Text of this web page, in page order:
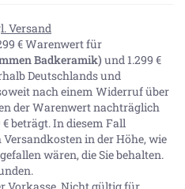
Versand
€ Warenwert für
Badkeramik) und 1.299 €
Deutschlands und
nach einem Widerruf über
der Warenwert nachträglich
€ beträgt. In diesem Fall
in der Höhe, wie
wären, die Sie behalten.